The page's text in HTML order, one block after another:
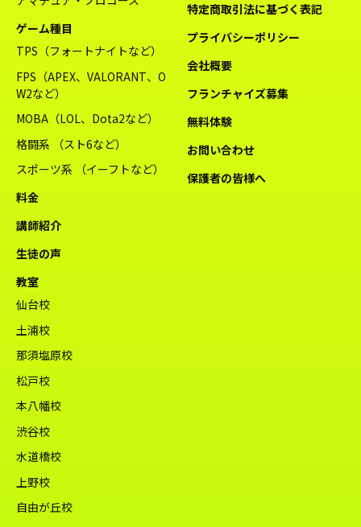
ゲーム種目
TPS（フォートナイトなど）
FPS（APEX、VALORANT、O
W2など）
MOBA（LOL、Dota2など）
格闘系 （スト6など）
スポーツ系 （イーフトなど）
料金
講師紹介
生徒の声
教室
仙台校
土浦校
那須塩原校
松戸校
本八幡校
渋谷校
水道橋校
上野校
自由が丘校
特定商取引法に基づく表記
プライバシーポリシー
会社概要
フランチャイズ募集
無料体験
お問い合わせ
保護者の皆様へ